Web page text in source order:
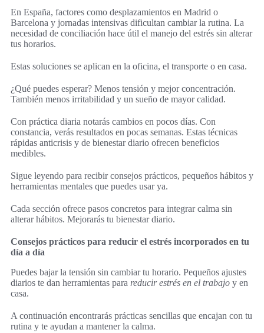
En España, factores como desplazamientos en Madrid o
Barcelona y jornadas intensivas dificultan cambiar la rutina. La
necesidad de conciliación hace útil el manejo del estrés sin alterar
tus horarios.
Estas soluciones se aplican en la oficina, el transporte o en casa.
¿Qué puedes esperar? Menos tensión y mejor concentración.
También menos irritabilidad y un sueño de mayor calidad.
Con práctica diaria notarás cambios en pocos días. Con
constancia, verás resultados en pocas semanas. Estas técnicas
rápidas anticrisis y de bienestar diario ofrecen beneficios
medibles.
Sigue leyendo para recibir consejos prácticos, pequeños hábitos y
herramientas mentales que puedes usar ya.
Cada sección ofrece pasos concretos para integrar calma sin
alterar hábitos. Mejorarás tu bienestar diario.
Consejos prácticos para reducir el estrés incorporados en tu
día a día
Puedes bajar la tensión sin cambiar tu horario. Pequeños ajustes
diarios te dan herramientas para reducir estrés en el trabajo y en
casa.
A continuación encontrarás prácticas sencillas que encajan con tu
rutina y te ayudan a mantener la calma.